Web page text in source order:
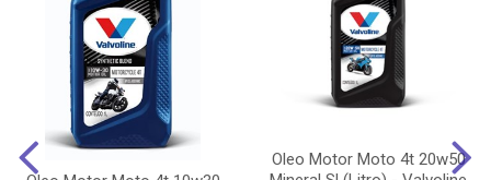
Oleo Motor Moto 4t 20w50